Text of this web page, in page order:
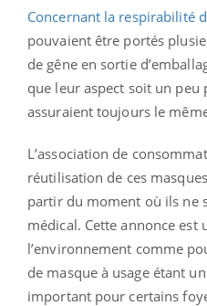
Concernant la respirabilité
pouvaient être portés
de gêne en sortie
que leur aspect soit un peu
assuraient toujours le
L’association de
réutilisation de ces
partir du moment où ils ne
médical. Cette annonce
l’environnement comme
de masque à usage étant
important pour certains